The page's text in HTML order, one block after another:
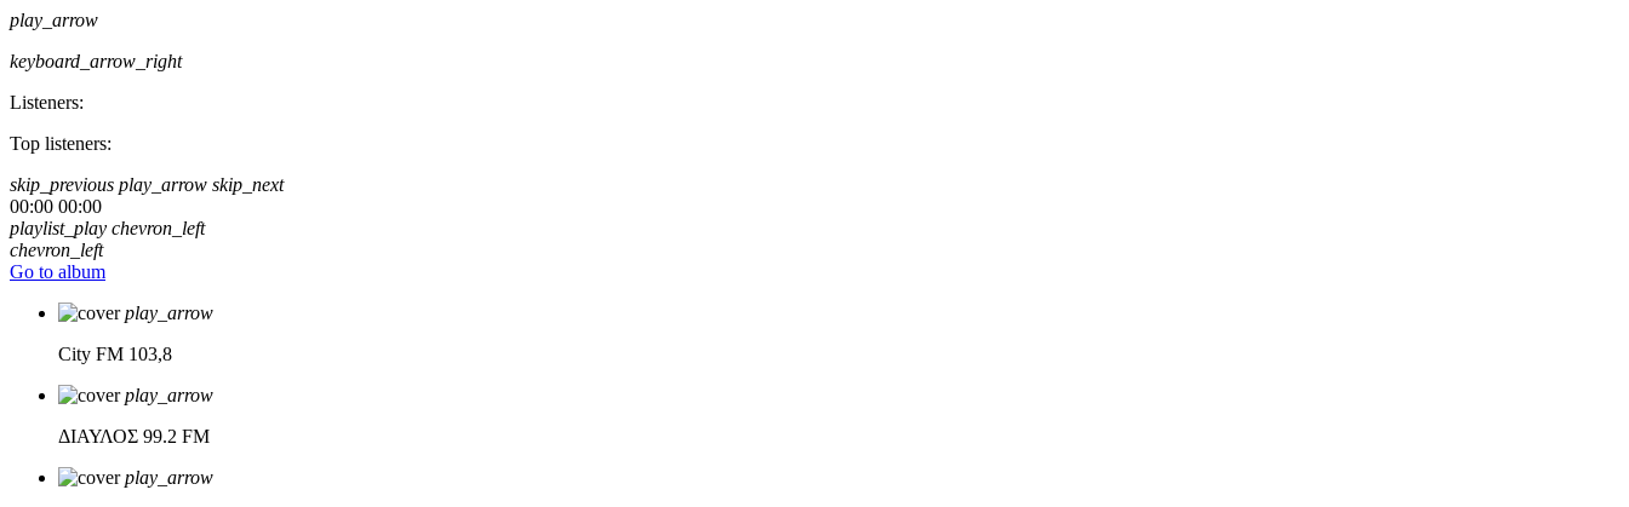
play_arrow
keyboard_arrow_right
Listeners:
Top listeners:
skip_previous play_arrow skip_next
00:00 00:00
playlist_play chevron_left
chevron_left
Go to album
play_arrow
City FM 103,8
play_arrow
ΔΙΑΥΛΟΣ 99.2 FM
play_arrow